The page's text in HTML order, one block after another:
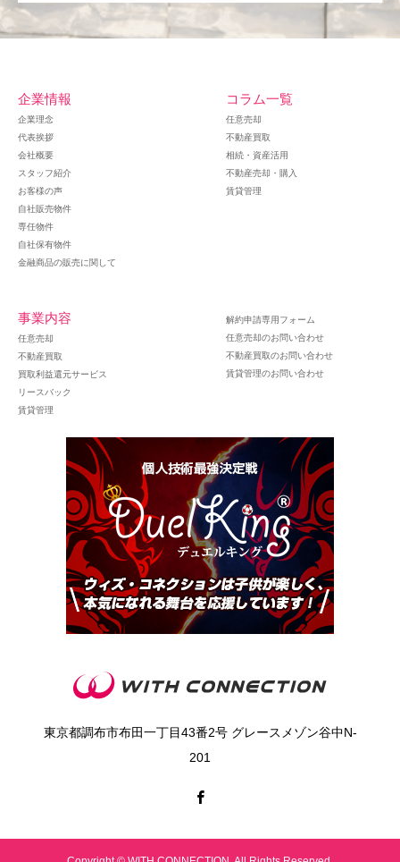
企業情報
企業理念
代表挨拶
会社概要
スタッフ紹介
お客様の声
自社販売物件
専任物件
自社保有物件
金融商品の販売に関して
コラム一覧
任意売却
不動産買取
相続・資産活用
不動産売却・購入
賃貸管理
事業内容
任意売却
不動産買取
買取利益還元サービス
リースバック
賃貸管理
解約申請専用フォーム
任意売却のお問い合わせ
不動産買取のお問い合わせ
賃貸管理のお問い合わせ
東京都調布市布田一丁目43番2号 グレースメゾン谷中N‐
201